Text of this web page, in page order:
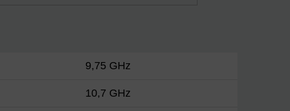
9,75 GHz
10,7 GHz